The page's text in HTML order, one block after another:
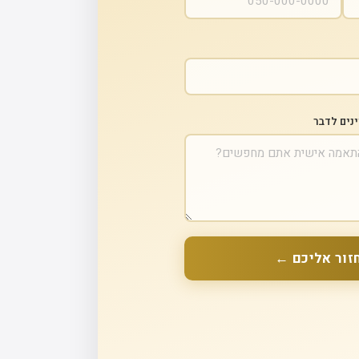
לדבר
אליכם ←